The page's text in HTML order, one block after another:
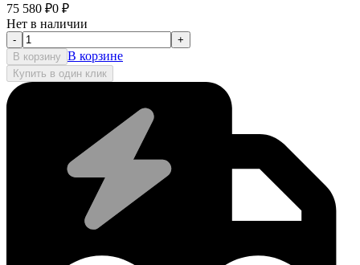
75 580 ₽0 ₽
Нет в наличии
-
+
В корзину В корзине
Купить в один клик